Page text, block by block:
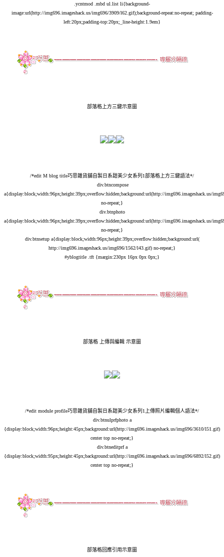
.ycntmod .mbd ul.list li{background-
image:url(http://img696.imageshack.us/img696/3909/l62.gif);background-repeat:no-repeat; padding-
left:20px;padding-top:20px;_line-height:1.9em}
部落格上方三鍵示意圖
/*edit M blog title巧思雜貨舖自製日系甜美少女系列1部落格上方三鍵語法*/
div.btncompose
a{display:block;width:96px;height:39px;overflow:hidden;background:url(http://img696.imageshack.us/
no-repeat;}
div.btnphoto
a{display:block;width:96px;height:39px;overflow:hidden;background:url(http://img696.imageshack.us/
no-repeat;}
div.btnsetup a{display:block;width:96px;height:39px;overflow:hidden;background:url(
http://img696.imageshack.us/img696/1562/l43.gif) no-repeat;}
#yblogtitle .tft {margin:230px 16px 0px 0px;}
部落格 上傳與編輯 示意圖
/*edit module profile巧思雜貨舖自製日系甜美少女系列1上傳照片編輯個人語法*/
div.btnulprfphoto a
{display:block;width:96px;height:45px;background:url(http://img696.imageshack.us/img696/3610/l51.gif)
center top no-repeat;}
div.btneditprf a
{display:block;width:95px;height:45px;background:url(http://img696.imageshack.us/img696/6892/l52.gif)
center top no-repeat;}
部落格回應引用示意圖